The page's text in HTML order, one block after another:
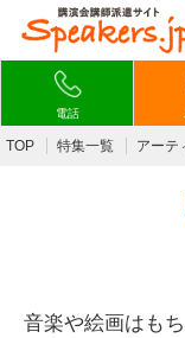
電話
TOP 特集一覧 アーテ
音楽や絵画はも